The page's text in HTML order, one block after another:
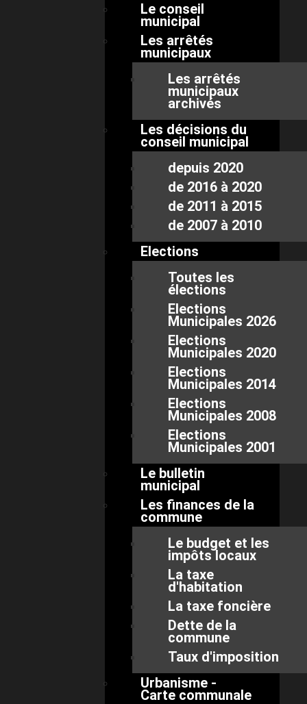
Le conseil
municipal
Les arrêtés
municipaux
Les arrêtés
municipaux
archivés
Les décisions du
conseil municipal
depuis 2020
de 2016 à 2020
de 2011 à 2015
de 2007 à 2010
Elections
Toutes les
élections
Elections
Municipales 2026
Elections
Municipales 2020
Elections
Municipales 2014
Elections
Municipales 2008
Elections
Municipales 2001
Le bulletin
municipal
Les finances de la
commune
Le budget et les
impôts locaux
La taxe
d'habitation
La taxe foncière
Dette de la
commune
Taux d'imposition
Urbanisme -
Carte communale